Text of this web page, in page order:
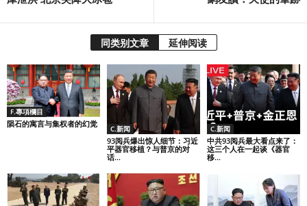
同类别文章 延伸阅读
F.專項欄目
陨石的寓言与集权者的幻觉
C.新闻
93阅兵爆出惊人细节：习近
平器官移植？与普京的对
话...
C.新闻
中共93阅兵最大看点来了：
这三个人在一起谈《器官
移...